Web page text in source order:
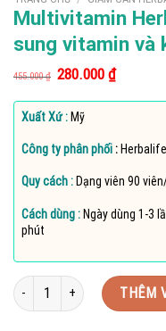
Multivitamin
sung vitamin và
455.000₫ Giá
là:
455.000 ₫.
280.000₫Giá
hiện
tại
Xuất Xứ : Mỹ
Công ty phân phối :
Quy cách : Dạng viên 90
Cách dùng :Ngày dùng 1-3
phút
Multivitamin Herbalife f2 90
THÊM